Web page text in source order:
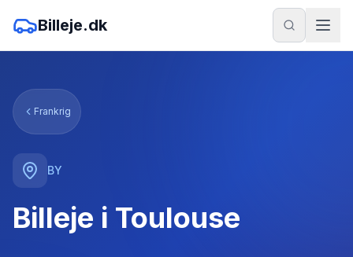
Billeje.dk
Frankrig
BY
Billeje i Toulouse